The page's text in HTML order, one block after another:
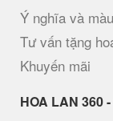
Ý nghĩa và
Tư vấn tặng
Khuyến mãi
H​OA LAN 360